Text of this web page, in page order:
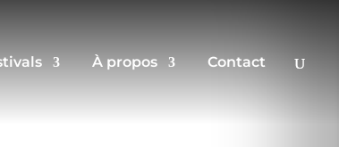
À propos Contact